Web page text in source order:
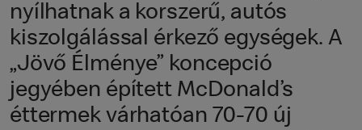
nyílhatnak a korszerű, autós
kiszolgálással érkező egységek. A
„Jövő Élménye” koncepció
jegyében épített McDonald’s
éttermek várhatóan 70-70 új